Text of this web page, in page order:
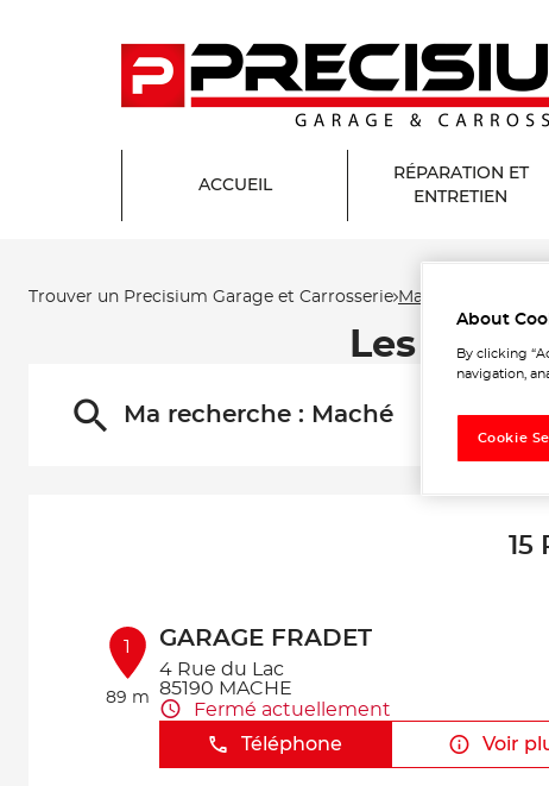
ACCUEIL
RÉPARATION ET
ENTRETIEN
Trouver un Precisium Garage et Carrosserie Maché
Les
Ma recherche : Maché
15
1
89 m
GARAGE FRADET
4 Rue du Lac
85190 MACHE
Fermé actuellement
Téléphone
Voir
About
By clicking
navigation,
Cookie